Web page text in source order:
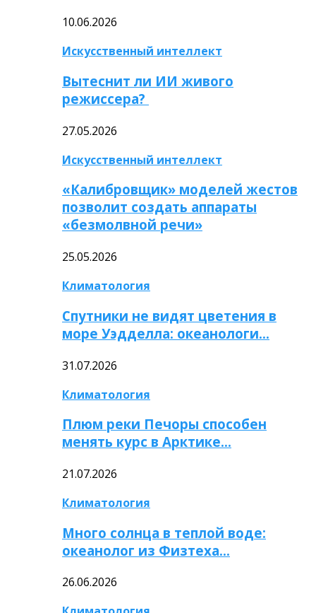
10.06.2026
Искусственный интеллект
Вытеснит ли ИИ живого
режиссера?
27.05.2026
Искусственный интеллект
«Калибровщик» моделей жестов
позволит создать аппараты
«безмолвной речи»
25.05.2026
Климатология
Спутники не видят цветения в
море Уэдделла: океанологи…
31.07.2026
Климатология
Плюм реки Печоры способен
менять курс в Арктике…
21.07.2026
Климатология
Много солнца в теплой воде:
океанолог из Физтеха…
26.06.2026